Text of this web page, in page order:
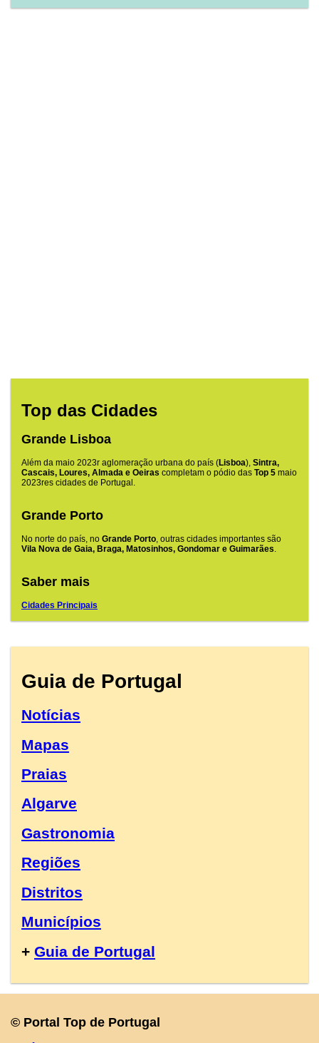
Top das Cidades
Grande Lisboa
Além da maio 2023r aglomeração urbana do país (Lisboa), Sintra,
Cascais, Loures, Almada e Oeiras completam o pódio das Top 5 maio
2023res cidades de Portugal.
Grande Porto
No norte do país, no Grande Porto , outras cidades importantes são
Vila Nova de Gaia, Braga, Matosinhos, Gondomar e Guimarães
Saber mais
Cidades Principais
Guia de Portugal
Notícias
Mapas
Praias
Algarve
Gastronomia
Regiões
Distritos
Municípios
+ Guia de Portugal
© Portal Top de Portugal